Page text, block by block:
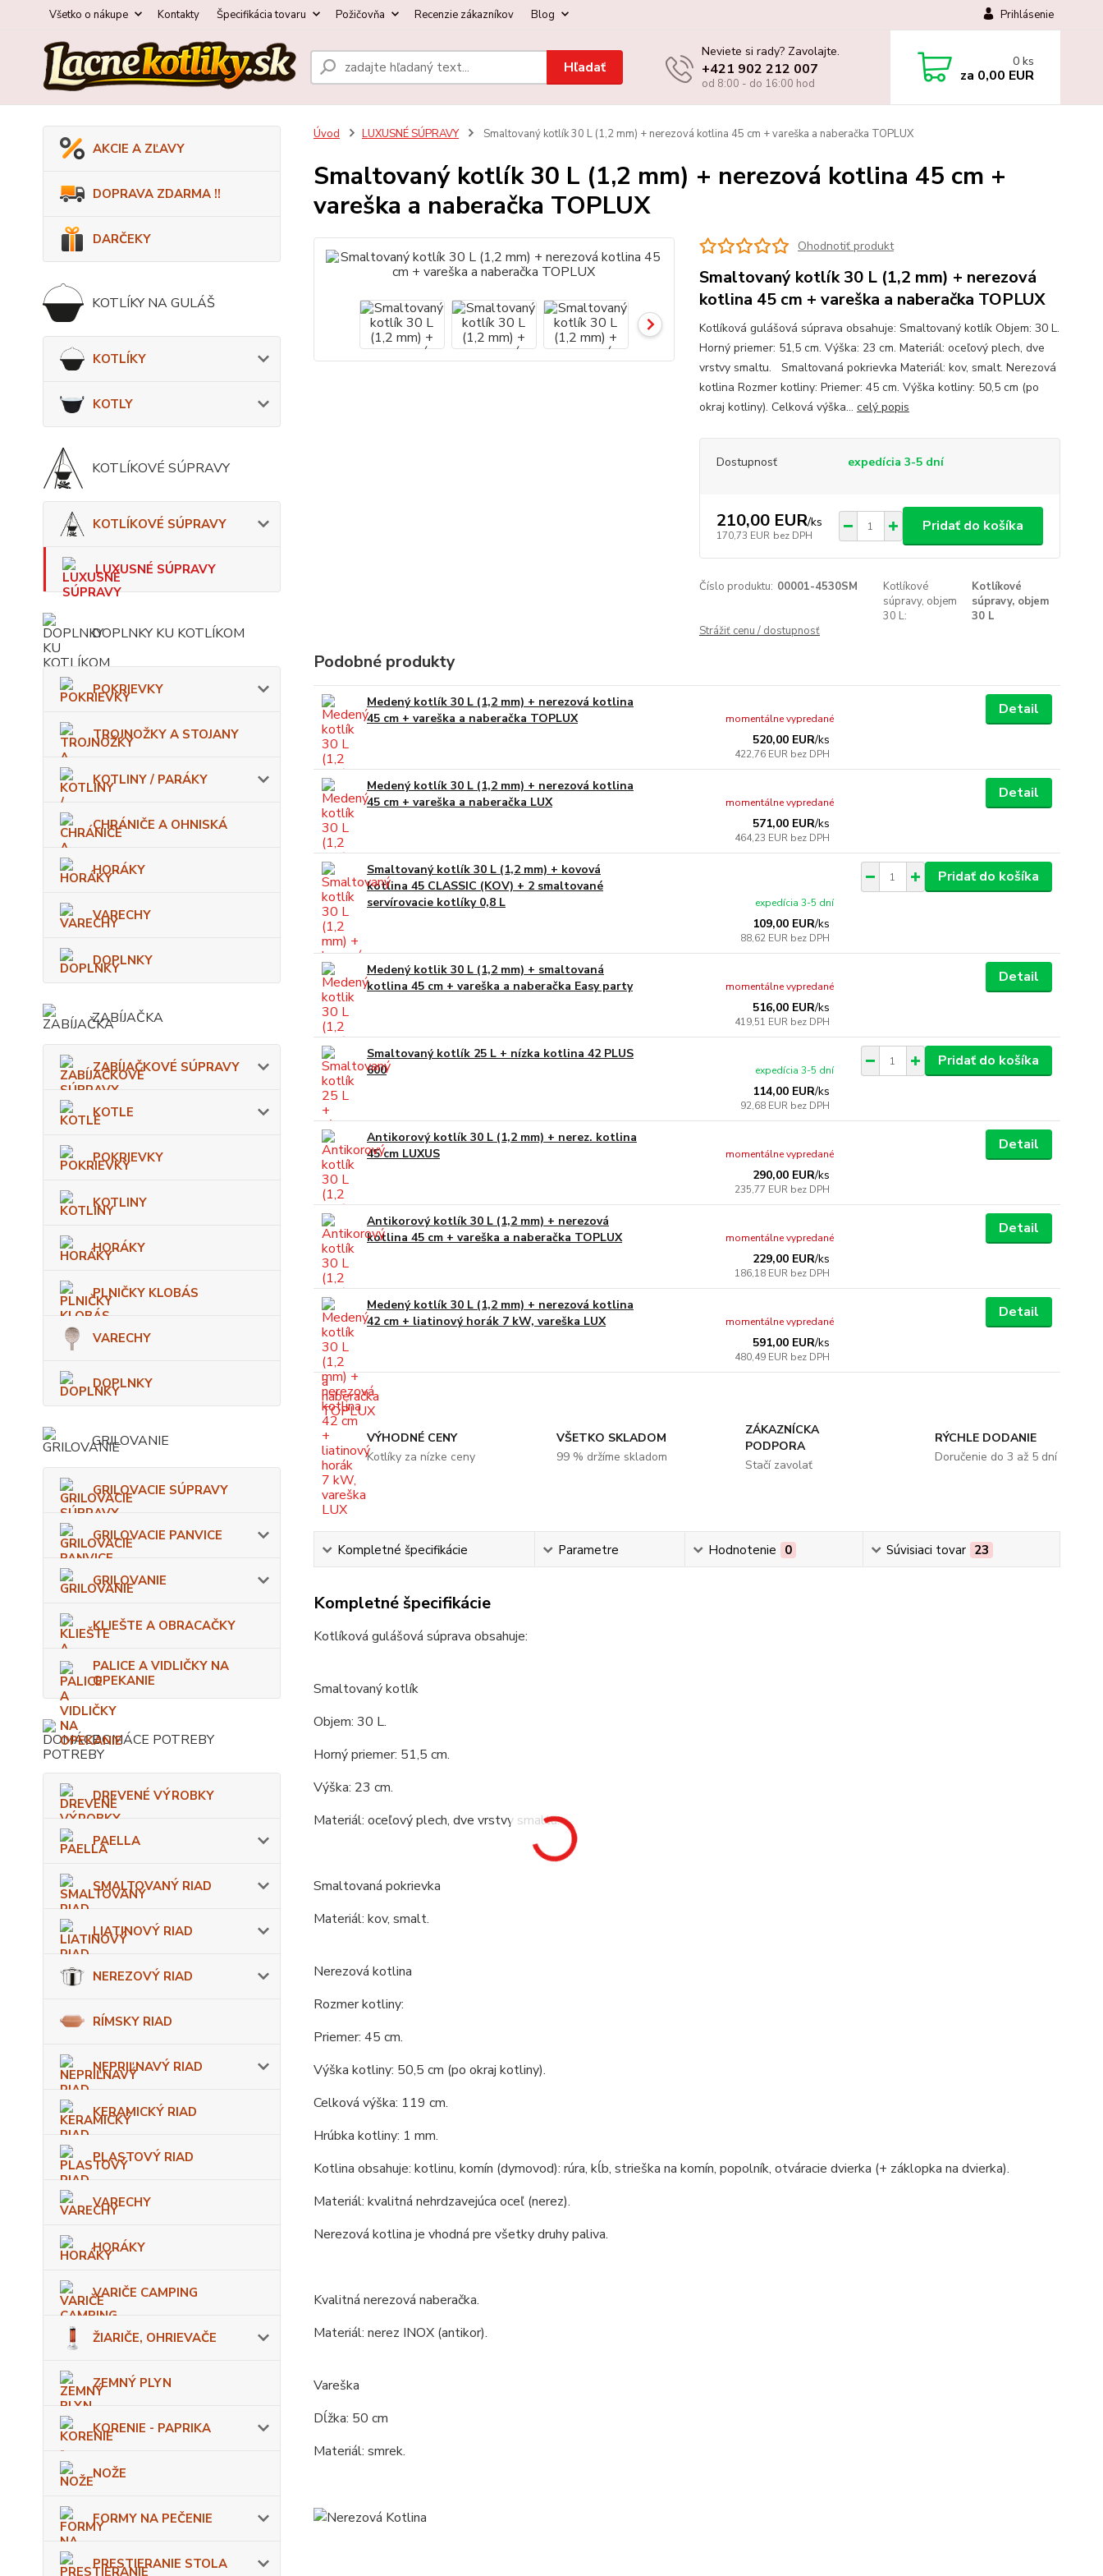
Všetko o nákupe Kontakty Špecifikácia tovaru Požičovňa Recenzie zákazníkov Blog Prihlásenie
Hľadať
Neviete si rady? Zavolajte.
+421 902 212 007
od 8:00 - do 16:00 hod
0 ks
za 0,00 EUR
AKCIE A ZĽAVY
DOPRAVA ZDARMA !!
DARČEKY
KOTLÍKY NA GULÁŠ
KOTLÍKY
KOTLY
KOTLÍKOVÉ SÚPRAVY
KOTLÍKOVÉ SÚPRAVY
LUXUSNÉ SÚPRAVY
DOPLNKY KU KOTLÍKOM
POKRIEVKY
TROJNOŽKY A STOJANY
KOTLINY / PARÁKY
CHRÁNIČE A OHNISKÁ
HORÁKY
VARECHY
DOPLNKY
ZABÍJAČKA
ZABÍJAČKOVÉ SÚPRAVY
KOTLE
POKRIEVKY
KOTLINY
HORÁKY
PLNIČKY KLOBÁS
VARECHY
DOPLNKY
GRILOVANIE
GRILOVACIE SÚPRAVY
GRILOVACIE PANVICE
GRILOVANIE
KLIEŠTE A OBRACAČKY
PALICE A VIDLIČKY NA
OPEKANIE
DOMÁCE POTREBY
DREVENÉ VÝROBKY
PAELLA
SMALTOVANÝ RIAD
LIATINOVÝ RIAD
NEREZOVÝ RIAD
RÍMSKY RIAD
NEPRIĽNAVÝ RIAD
KERAMICKÝ RIAD
PLASTOVÝ RIAD
VARECHY
HORÁKY
VARIČE CAMPING
ŽIARIČE, OHRIEVAČE
ZEMNÝ PLYN
KORENIE - PAPRIKA
NOŽE
FORMY NA PEČENIE
PRESTIERANIE STOLA
Úvod LUXUSNÉ SÚPRAVY Smaltovaný kotlík 30 L (1,2 mm) + nerezová kotlina 45 cm + vareška a naberačka TOPLUX
Smaltovaný kotlík 30 L (1,2 mm) + nerezová kotlina 45 cm +
vareška a naberačka TOPLUX
Ohodnotiť produkt
Smaltovaný kotlík 30 L (1,2 mm) + nerezová
kotlina 45 cm + vareška a naberačka TOPLUX
Kotlíková gulášová súprava obsahuje: Smaltovaný kotlík Objem: 30 L.
Horný priemer: 51,5 cm. Výška: 23 cm. Materiál: oceľový plech, dve
vrstvy smaltu. Smaltovaná pokrievka Materiál: kov, smalt. Nerezová
kotlina Rozmer kotliny: Priemer: 45 cm. Výška kotliny: 50,5 cm (po
okraj kotliny). Celková výška... celý popis
Dostupnosť expedícia 3-5 dní
210,00 EUR/ks
170,73 EUR bez DPH
Pridať do košíka
Číslo produktu: 00001-4530SM
Kotlíkové
súpravy, objem
30 L:
Kotlíkové
súpravy, objem
30 L
Strážiť cenu / dostupnosť
Podobné produkty
Medený kotlík 30 L (1,2 mm) + nerezová kotlina
45 cm + vareška a naberačka TOPLUX
520,00 EUR/ks
422,76 EUR bez DPH
momentálne vypredané
Detail
Medený kotlík 30 L (1,2 mm) + nerezová kotlina
45 cm + vareška a naberačka LUX
571,00 EUR/ks
464,23 EUR bez DPH
momentálne vypredané
Detail
Smaltovaný kotlík 30 L (1,2 mm) + kovová
kotlina 45 CLASSIC (KOV) + 2 smaltované
servírovacie kotlíky 0,8 L
109,00 EUR/ks
88,62 EUR bez DPH
expedícia 3-5 dní
Pridať do košíka
Medený kotlik 30 L (1,2 mm) + smaltovaná
kotlina 45 cm + vareška a naberačka Easy party
516,00 EUR/ks
419,51 EUR bez DPH
momentálne vypredané
Detail
Smaltovaný kotlík 25 L + nízka kotlina 42 PLUS
600
114,00 EUR/ks
92,68 EUR bez DPH
expedícia 3-5 dní
Pridať do košíka
Antikorový kotlík 30 L (1,2 mm) + nerez. kotlina
45 cm LUXUS
290,00 EUR/ks
235,77 EUR bez DPH
momentálne vypredané
Detail
Antikorový kotlík 30 L (1,2 mm) + nerezová
kotlina 45 cm + vareška a naberačka TOPLUX
229,00 EUR/ks
186,18 EUR bez DPH
momentálne vypredané
Detail
Medený kotlík 30 L (1,2 mm) + nerezová kotlina
42 cm + liatinový horák 7 kW, vareška LUX
591,00 EUR/ks
480,49 EUR bez DPH
momentálne vypredané
Detail
VÝHODNÉ CENY
Kotlíky za nízke ceny
VŠETKO SKLADOM
99 % držíme skladom
ZÁKAZNÍCKA
PODPORA
Stačí zavolať
RÝCHLE DODANIE
Doručenie do 3 až 5 dní
Kompletné špecifikácie Parametre Hodnotenie 0 Súvisiaci tovar 23
Kompletné špecifikácie
Kotlíková gulášová súprava obsahuje:
Smaltovaný kotlík
Objem: 30 L.
Horný priemer: 51,5 cm.
Výška: 23 cm.
Materiál: oceľový plech, dve vrstvy smaltu.
Smaltovaná pokrievka
Materiál: kov, smalt.
Nerezová kotlina
Rozmer kotliny:
Priemer: 45 cm.
Výška kotliny: 50,5 cm (po okraj kotliny).
Celková výška: 119 cm.
Hrúbka kotliny: 1 mm.
Kotlina obsahuje: kotlinu, komín (dymovod): rúra, kĺb, strieška na komín, popolník, otváracie dvierka (+ záklopka na dvierka).
Materiál: kvalitná nehrdzavejúca oceľ (nerez).
Nerezová kotlina je vhodná pre všetky druhy paliva.
Kvalitná nerezová naberačka.
Materiál: nerez INOX (antikor).
Vareška
Dĺžka: 50 cm
Materiál: smrek.